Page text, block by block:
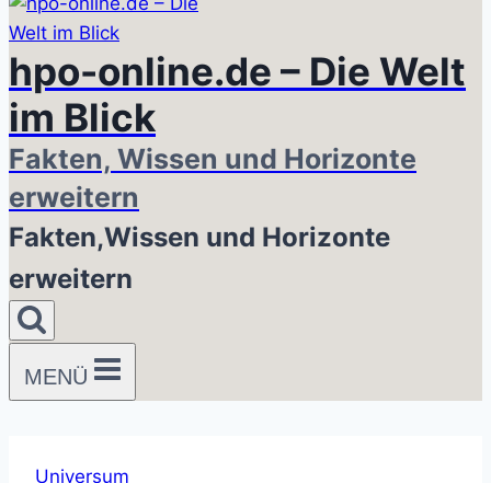
hpo-online.de – Die Welt
im Blick
Fakten, Wissen und Horizonte
erweitern
Fakten,Wissen und Horizonte
erweitern
MENÜ
Universum